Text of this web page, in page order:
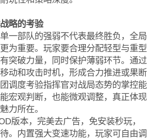
略的考验
一部队的强弱不代表最终胜负，全局
为重要。玩家要合理分配轻型与重型
突破力量，同时保护薄弱环节。通过
动和攻击时机，形成合力推进或果断
调度考验指挥官对战局态势的掌控能
宏观判断，也能微观调整，真正体现
力所在。
版本，完美去广告，免安装秒玩，
。内置强大变速功能，玩家可自由调